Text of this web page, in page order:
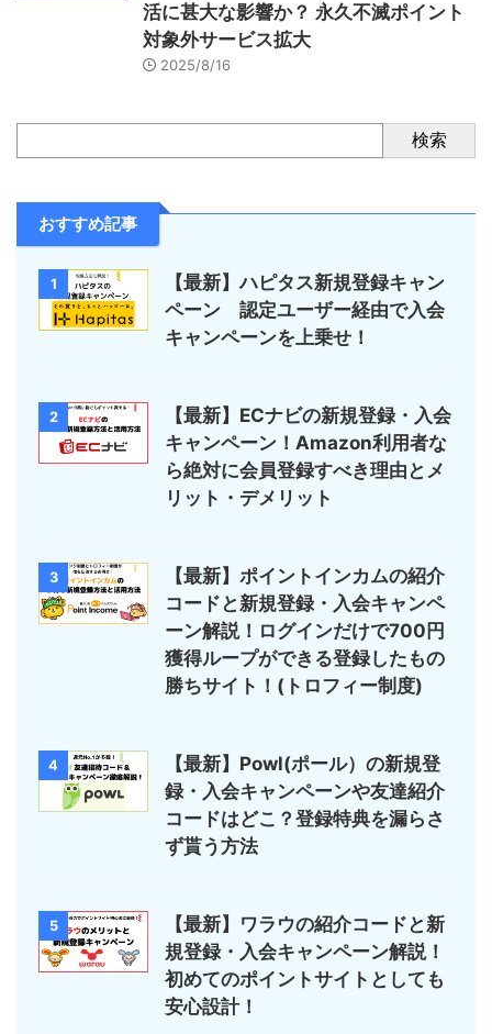
活に甚大な影響か？ 永久不滅ポイント
対象外サービス拡大
2025/8/16
検索
おすすめ記事
1
【最新】ハピタス新規登録キャン
ペーン 認定ユーザー経由で入会
キャンペーンを上乗せ！
2
【最新】ECナビの新規登録・入会
キャンペーン！Amazon利用者な
ら絶対に会員登録すべき理由とメ
リット・デメリット
3
【最新】ポイントインカムの紹介
コードと新規登録・入会キャンペ
ーン解説！ログインだけで700円
獲得ループができる登録したもの
勝ちサイト！(トロフィー制度)
4
【最新】Powl(ポール）の新規登
録・入会キャンペーンや友達紹介
コードはどこ？登録特典を漏らさ
ず貰う方法
5
【最新】ワラウの紹介コードと新
規登録・入会キャンペーン解説！
初めてのポイントサイトとしても
安心設計！